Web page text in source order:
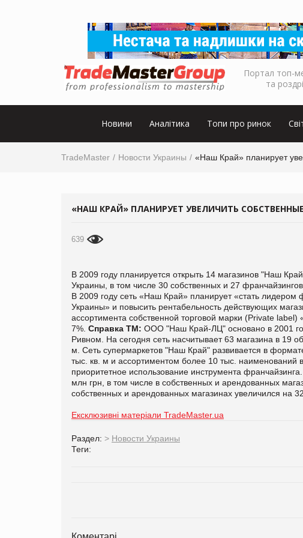
Портал топ-
та
Новини Аналітика Топи про ринок
TradeMaster Новости Украины «Наш Край» планирует
«НАШ КРАЙ» ПЛАНИРУЕТ УВЕЛИЧИТЬ
639
В 2009 году планируется открыть 14 магазинов "Наш
Украины, в том числе 30 собственных и 27
В 2009 году сеть «Наш Край» планирует «стать
Украины» и повысить рентабельность действующих
ассортимента собственной торговой марки (Private
7%. Справка ТМ: ООО "Наш Край-ЛЦ" основано в 2001
Ривном. На сегодня сеть насчитывает 63 магазина в 19
м. Сеть супермаркетов "Наш Край" развивается в
тыс. кв. м и ассортиментом более 10 тыс. наименований
приоритетное использование инструмента
млн грн, в том числе в собственных и арендованных
собственных и арендованных магазинах увеличился на
Ексклюзивні матеріали TradeMaster.ua
Раздел: > Новости Украины
Теги: